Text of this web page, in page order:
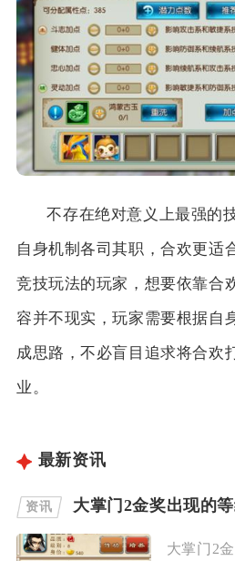
不存在绝对意义上最强的
自身机制各司其职，合欢更适
竞技玩法的玩家，想要依靠合
容并不现实，玩家需要根据自
成思路，不必盲目追求将合欢
业。
最新资讯
资讯 大掌门2金奖出现的
大掌门2